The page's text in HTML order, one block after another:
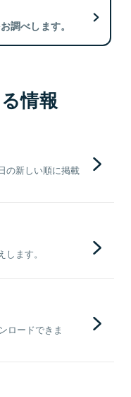
調べします。
情報
の新しい順に掲載
ます。
ロードできま